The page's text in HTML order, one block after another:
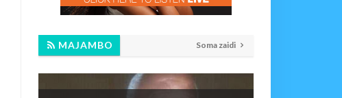
MAJAMBO Soma zaidi